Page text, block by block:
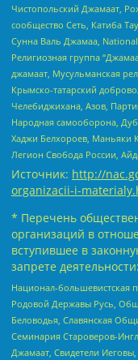
Чистопольский Джамаат,
сообщество Сеть, Катиба
Сунна Валь Джамаа,
Религиозная группа
джамаат, Мусульманская
Крымско-татарский
Челебиджихана, Азов,
Народная самооборона,
Хаджи Белхороев, Маньяки
Легион Свобода России,
Источник: http://
organizacii-i-
* Перечень
организаций в
вступившее в
запрете деятельности:
Национал-большевистская
Родовой Державы Русь,
Беловодья, Славянская
Семинария Староверов-
Джамаат, Свидетели